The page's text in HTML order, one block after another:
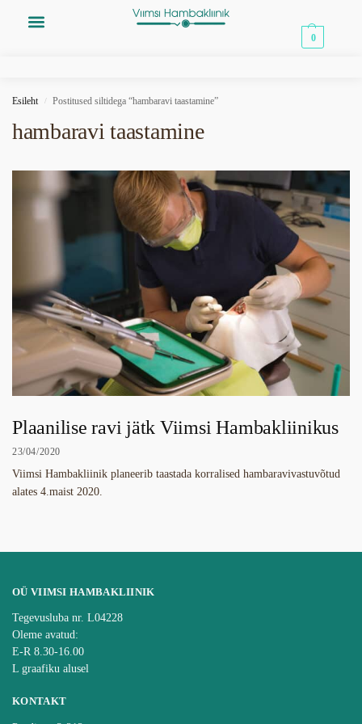
0
Esileht / Postitused siltidega “hambaravi taastamine”
hambaravi taastamine
Plaanilise ravi jätk Viimsi Hambakliinikus
23/04/2020
Viimsi Hambakliinik planeerib taastada korralised hambaravivastuvõtud
alates 4.maist 2020.
OÜ VIIMSI HAMBAKLIINIK
Tegevusluba nr. L04228
Oleme avatud:
E-R 8.30-16.00
L graafiku alusel
KONTAKT